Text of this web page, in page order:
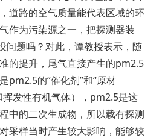
道路的空气质量能代表区域的环
作为污染源之一，把探测器装
问题吗？对此，谭教授表示，随
的提升，尾气直接产生的pm2.5
pm2.5的“催化剂”和“原材
挥发性有机气体），pm2.5是这
中的二次生成物，所以载有探测
采样当时产生较大影响，能够较